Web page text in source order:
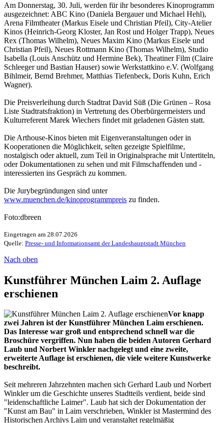
Am Donnerstag, 30. Juli, werden für ihr besonderes Kinoprogramm
ausgezeichnet: ABC Kino (Daniela Bergauer und Michael Hehl),
Arena Filmtheater (Markus Eisele und Christian Pfeil), City-Atelier
Kinos (Heinrich-Georg Kloster, Jan Rost und Holger Trapp), Neues
Rex (Thomas Wilhelm), Neues Maxim Kino (Markus Eisele und
Christian Pfeil), Neues Rottmann Kino (Thomas Wilhelm), Studio
Isabella (Louis Anschütz und Hermine Bek), Theatiner Film (Claire
Schleeger und Bastian Hauser) sowie Werkstattkino e.V. (Wolfgang
Bihlmeir, Bernd Brehmer, Matthias Tiefenbeck, Doris Kuhn, Erich
Wagner).
Die Preisverleihung durch Stadtrat David Süß (Die Grünen – Rosa
Liste Stadtratsfraktion) in Vertretung des Oberbürgermeisters und
Kulturreferent Marek Wiechers findet mit geladenen Gästen statt.
Die Arthouse-Kinos bieten mit Eigenveranstaltungen oder in
Kooperationen die Möglichkeit, selten gezeigte Spielfilme,
nostalgisch oder aktuell, zum Teil in Originalsprache mit Untertiteln,
oder Dokumentationen zu sehen und mit Filmschaffenden und -
interessierten ins Gespräch zu kommen.
Die Jurybegründungen sind unter
www.muenchen.de/kinoprogrammpreis zu finden.
Foto:dbreen
Eingetragen am 28.07.2026
Quelle: Presse- und Informationsamt der Landeshauptstadt München
Nach oben
Kunstführer München Laim 2. Auflage
erschienen
Vor knapp
zwei Jahren ist der Kunstführer München Laim erschienen.
Das Interesse war groß und entsprechend schnell war die
Broschüre vergriffen. Nun haben die beiden Autoren Gerhard
Laub und Norbert Winkler nachgelegt und eine zweite,
erweiterte Auflage ist erschienen, die viele weitere Kunstwerke
beschreibt.
Seit mehreren Jahrzehnten machen sich Gerhard Laub und Norbert
Winkler um die Geschichte unseres Stadtteils verdient, beide sind
"leidenschaftliche Laimer". Laub hat sich der Dokumentation der
"Kunst am Bau" in Laim verschrieben, Winkler ist Mastermind des
Historischen Archivs Laim und veranstaltet regelmäßig